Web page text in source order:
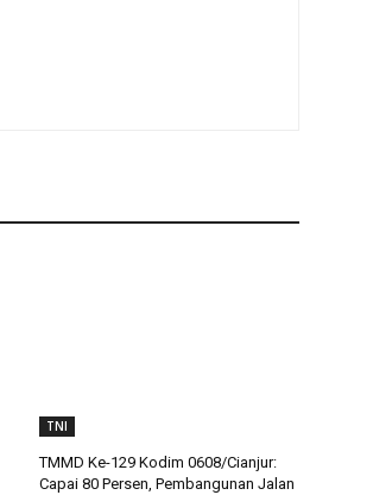
TNI
TMMD Ke-129 Kodim 0608/Cianjur:
Capai 80 Persen, Pembangunan Jalan